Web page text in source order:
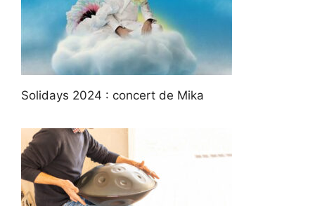
Solidays 2024 : concert de Mika